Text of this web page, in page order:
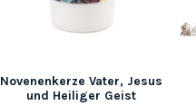
Novenenkerze Vater, Jesus
und Heiliger Geist